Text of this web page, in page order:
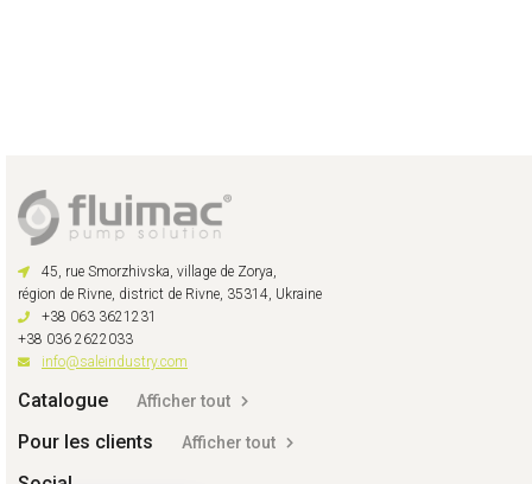
45, rue Smorzhivska, village de Zorya,
région de Rivne, district de Rivne, 35314, Ukraine
+38 063 3621231
+38 036 2622033
info@saleindustry.com
Catalogue Afficher tout
Pour les clients Afficher tout